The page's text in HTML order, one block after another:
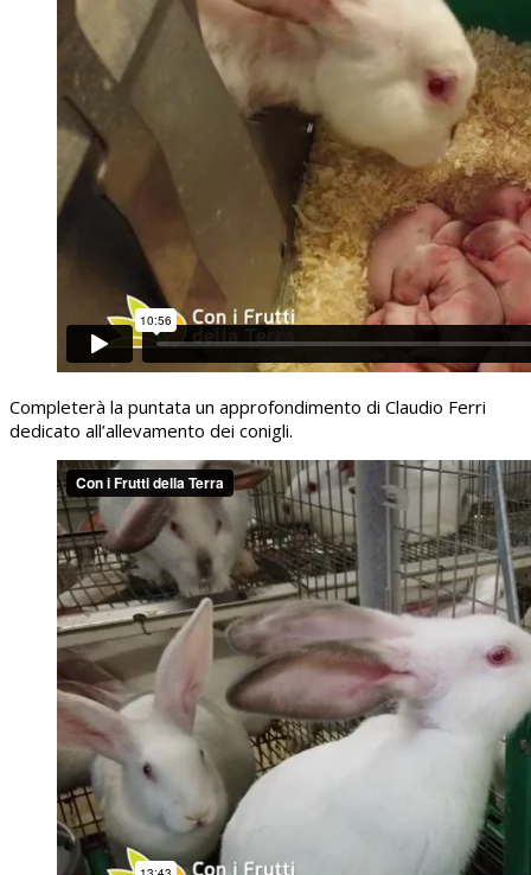
Completerà la puntata un approfondimento di Claudio Ferri
dedicato all’allevamento dei conigli.